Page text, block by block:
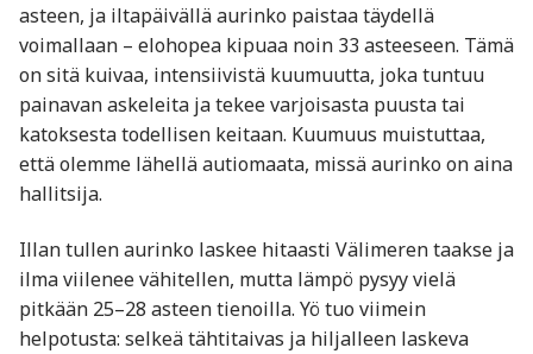
asteen, ja iltapäivällä aurinko paistaa täydellä
voimallaan – elohopea kipuaa noin 33 asteeseen. Tämä
on sitä kuivaa, intensiivistä kuumuutta, joka tuntuu
painavan askeleita ja tekee varjoisasta puusta tai
katoksesta todellisen keitaan. Kuumuus muistuttaa,
että olemme lähellä autiomaata, missä aurinko on aina
hallitsija.
Illan tullen aurinko laskee hitaasti Välimeren taakse ja
ilma viilenee vähitellen, mutta lämpö pysyy vielä
pitkään 25–28 asteen tienoilla. Yö tuo viimein
helpotusta: selkeä tähtitaivas ja hiljalleen laskeva